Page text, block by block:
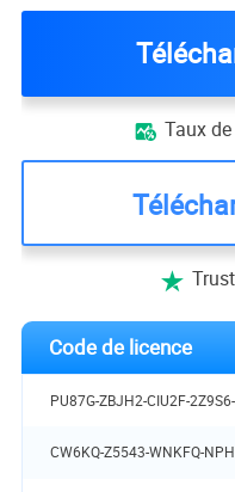
 Taux

Code de licence
PU87G-ZBJH2-CIU2F-
CW6KQ-Z5543-WNKFQ-